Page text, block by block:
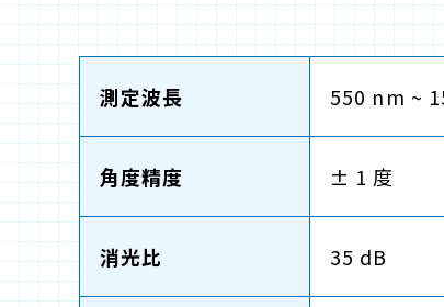
測定波長 550 nm ~
角度精度 ± 1 度
消光比 35 dB